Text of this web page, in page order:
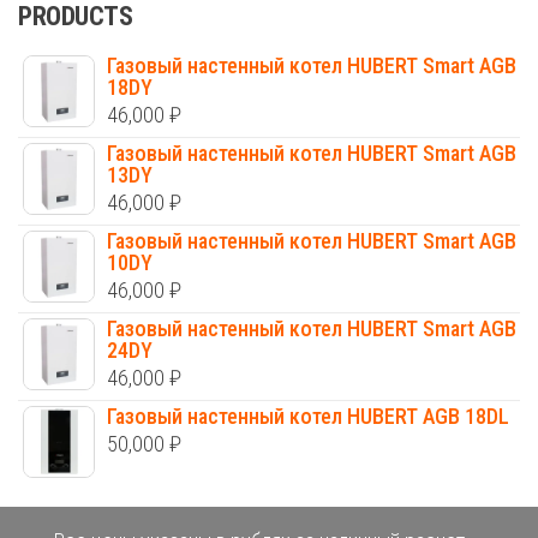
PRODUCTS
Газовый настенный котел HUBERT Smart AGB
18DY
46,000 ₽
Газовый настенный котел HUBERT Smart AGB
13DY
46,000 ₽
Газовый настенный котел HUBERT Smart AGB
10DY
46,000 ₽
Газовый настенный котел HUBERT Smart AGB
24DY
46,000 ₽
Газовый настенный котел HUBERT AGB 18DL
50,000 ₽